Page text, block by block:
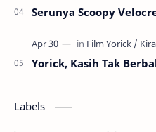
Serunya Scoopy
Yorick, Kasih Tak
Labels